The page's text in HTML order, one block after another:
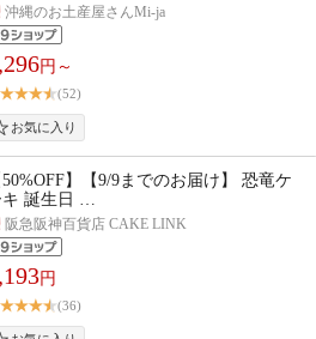
沖縄のお土産屋さんMi-ja
円～
(52)
50%OFF】【9/9までのお届け】 恐竜ケ
キ 誕生日 …
阪急阪神百貨店 CAKE LINK
円
(36)